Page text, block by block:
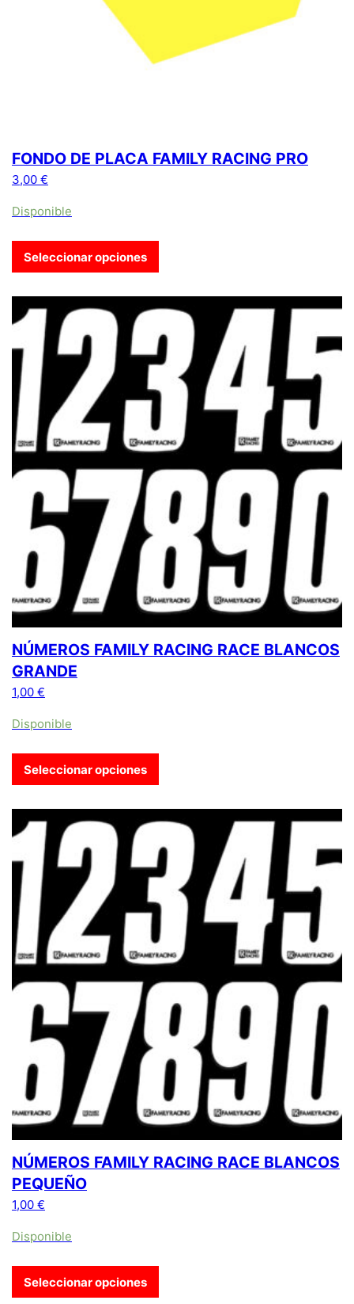
FONDO DE PLACA FAMILY RACING PRO
3,00 €
Disponible
Seleccionar opciones
NÚMEROS FAMILY RACING RACE BLANCOS
GRANDE
1,00 €
Disponible
Seleccionar opciones
Este producto tiene múltiples variantes. Las opciones se
NÚMEROS FAMILY RACING RACE BLANCOS
PEQUEÑO
1,00 €
Disponible
Seleccionar opciones
Este producto tiene múltiples variantes. Las opciones se